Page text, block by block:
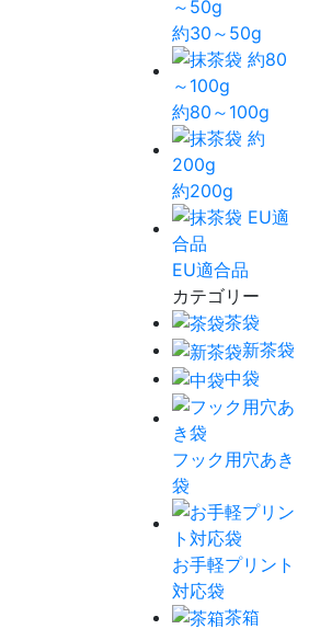
約30～50g
約80～100g
約200g
EU適合品
カテゴリー
茶袋
新茶袋
中袋
フック用穴あき
袋
お手軽プリント
対応袋
茶箱